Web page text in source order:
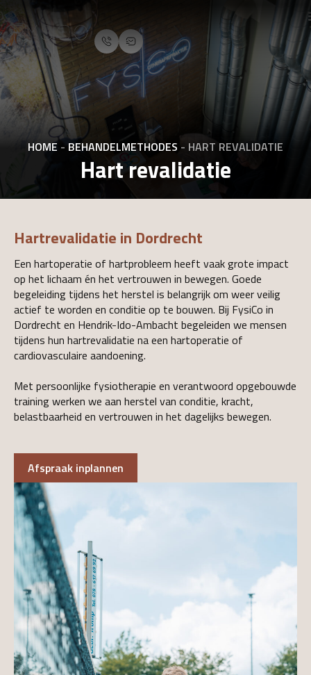
HOME - BEHANDELMETHODES - HART REVALIDATIE
Hart revalidatie
Hartrevalidatie in Dordrecht
Een hartoperatie of hartprobleem heeft vaak grote impact
op het lichaam én het vertrouwen in bewegen. Goede
begeleiding tijdens het herstel is belangrijk om weer veilig
actief te worden en conditie op te bouwen. Bij FysiCo in
Dordrecht en Hendrik-Ido-Ambacht begeleiden we mensen
tijdens hun hartrevalidatie na een hartoperatie of
cardiovasculaire aandoening.
Met persoonlijke fysiotherapie en verantwoord opgebouwde
training werken we aan herstel van conditie, kracht,
belastbaarheid en vertrouwen in het dagelijks bewegen.
Afspraak inplannen